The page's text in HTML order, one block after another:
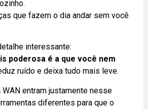
que fazem o dia andar sem você
interessante:
poderosa é a que você nem
ruído e deixa tudo mais leve.
entram justamente nesse
diferentes para que o